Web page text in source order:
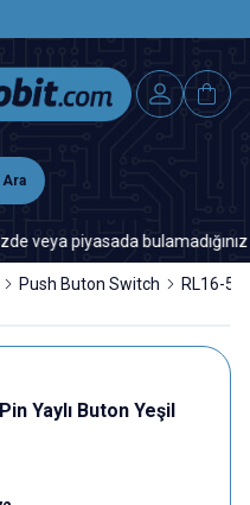
Ara
piyasada bulamadığınız
Push Buton Switch RL16-
Yaylı Buton Yeşil